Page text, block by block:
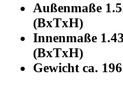
Außenmaße
(BxTxH)
Innenmaße
(BxTxH)
Gewicht ca.